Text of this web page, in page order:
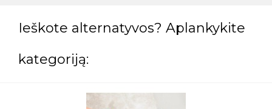
Ieškote alternatyvos? Aplankykite
kategoriją: